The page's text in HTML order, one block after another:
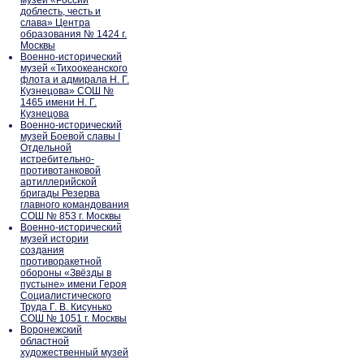
доблесть, честь и
слава» Центра
образования № 1424 г.
Москвы
Военно-исторический
музей «Тихоокеанского
флота и адмирала Н. Г.
Кузнецова» СОШ №
1465 имени Н. Г.
Кузнецова
Военно-исторический
музей Боевой славы I
Отдельной
истребительно-
противотанковой
артиллерийской
бригады Резерва
главного командования
СОШ № 853 г. Москвы
Военно-исторический
музей истории
создания
противоракетной
обороны «Звёзды в
пустыне» имени Героя
Социалистического
Труда Г. В. Кисунько
СОШ № 1051 г. Москвы
Воронежский
областной
художественный музей